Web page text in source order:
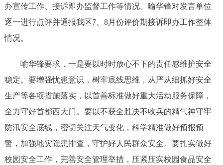
办宣传工作、接诉即办监督工作等情况。喻华锋对发言单位
逐一进行点评并通报我区7、8月份评价期接诉即办工作整体
情况。
喻华锋要求，一是要以时时放心不下的责任感维护安全
稳定。要增强忧患意识，树牢底线思维，从严从细抓好安全
生产等各项措施落实，以首善标准做好重大活动服务保障，
全力守好首都西大门。要以不获全胜决不收兵的精气神守牢
防汛安全底线，密切关注天气变化，科学精准做好预报预
警，加强地灾隐患排查，守护好人民群众安全。要扎实做好
校园安全工作，完善安全管理举措，压紧压实校园食品安全